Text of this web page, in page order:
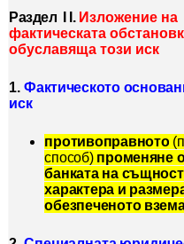
Раздел І І. Изложение на
фактическата
обуславяща този иск
1.Фактическото
иск
противоправното
способ)променяне
банката на
характера и
обезпеченото